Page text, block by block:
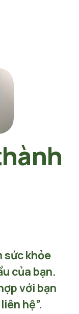
sức khỏe
của bạn.
với bạn
hệ”.